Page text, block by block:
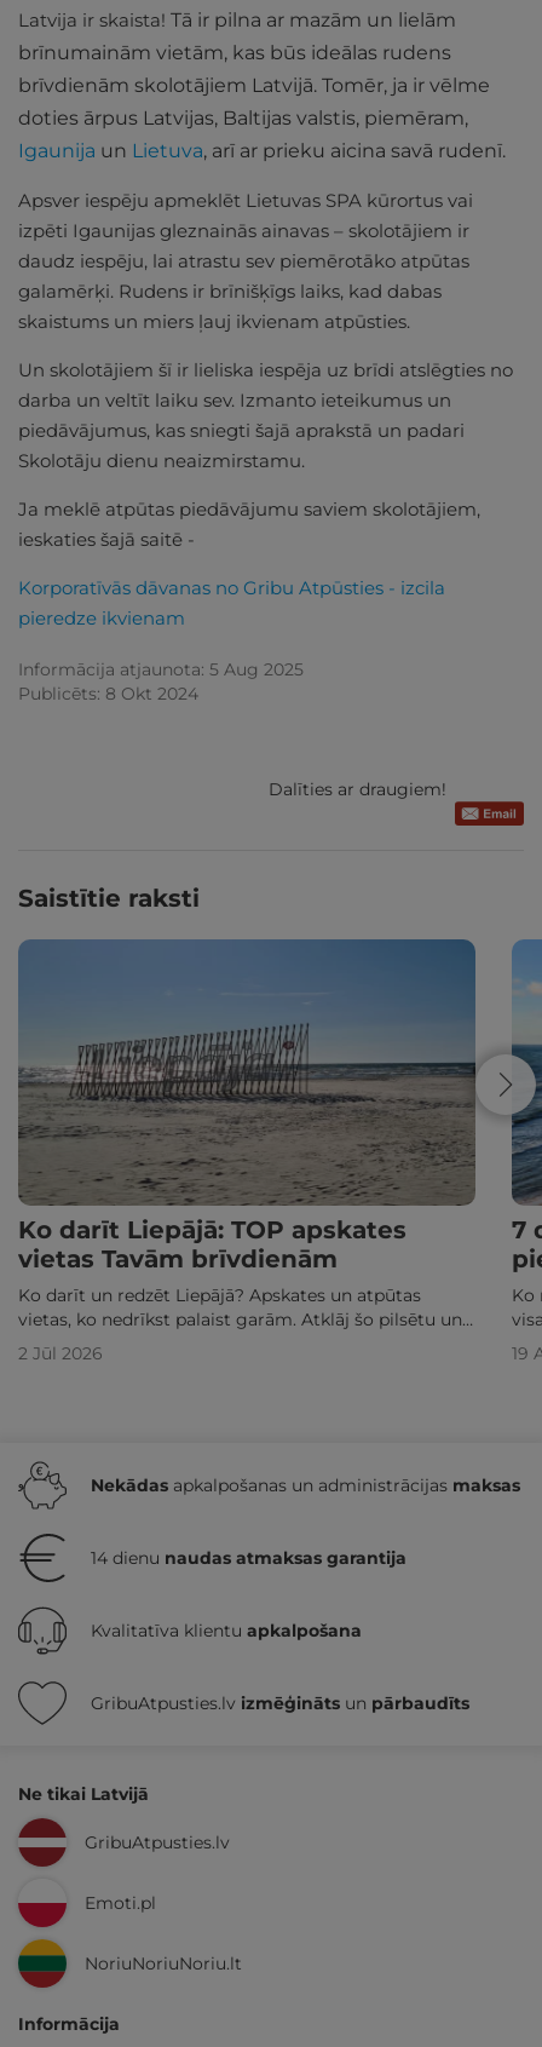
Latvija ir skaista! Tā ir pilna ar mazām un lielām
brīnumainām vietām, kas būs ideālas rudens
brīvdienām skolotājiem Latvijā. Tomēr, ja ir vēlme
doties ārpus Latvijas, Baltijas valstis, piemēram,
Igaunija un Lietuva, arī ar prieku aicina savā rudenī.
Apsver iespēju apmeklēt Lietuvas SPA kūrortus vai
izpēti Igaunijas gleznainās ainavas – skolotājiem ir
daudz iespēju, lai atrastu sev piemērotāko atpūtas
galamērķi. Rudens ir brīnišķīgs laiks, kad dabas
skaistums un miers ļauj ikvienam atpūsties.
Un skolotājiem šī ir lieliska iespēja uz brīdi atslēgties no
darba un veltīt laiku sev. Izmanto ieteikumus un
piedāvājumus, kas sniegti šajā aprakstā un padari
Skolotāju dienu neaizmirstamu.
Ja meklē atpūtas piedāvājumu saviem skolotājiem,
ieskaties šajā saitē -
Korporatīvās dāvanas no Gribu Atpūsties - izcila
pieredze ikvienam
Informācija atjaunota: 5 Aug 2025
Publicēts: 8 Okt 2024
Dalīties ar draugiem!
Saistītie raksti
Ko darīt Liepājā: TOP apskates
vietas Tavām brīvdienām
Ko darīt un redzēt Liepājā? Apskates un atpūtas
vietas, ko nedrīkst palaist garām. Atklāj šo pilsētu un
tās apkārtni divatā vai ar bērniem no jauna!
2 Jūl 2026
7
Ko
19
Nekādas apkalpošanas un administrācijas maksas
14 dienu naudas atmaksas garantija
Kvalitatīva klientu apkalpošana
GribuAtpusties.lv izmēģināts un pārbaudīts
Ne tikai Latvijā
GribuAtpusties.lv
Emoti.pl
NoriuNoriuNoriu.lt
Informācija